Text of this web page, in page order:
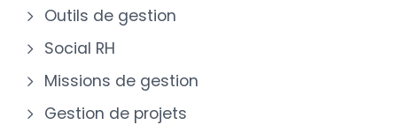
Outils de gestion
Social RH
Missions de gestion
Gestion de projets